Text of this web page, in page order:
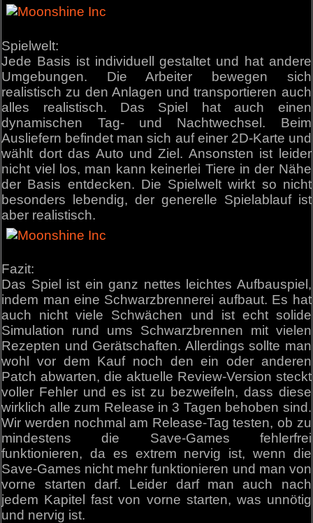
Spielwelt:
Jede Basis ist individuell gestaltet und hat andere
Umgebungen. Die Arbeiter bewegen sich
realistisch zu den Anlagen und transportieren auch
alles realistisch. Das Spiel hat auch einen
dynamischen Tag- und Nachtwechsel. Beim
Ausliefern befindet man sich auf einer 2D-Karte und
wählt dort das Auto und Ziel. Ansonsten ist leider
nicht viel los, man kann keinerlei Tiere in der Nähe
der Basis entdecken. Die Spielwelt wirkt so nicht
besonders lebendig, der generelle Spielablauf ist
aber realistisch.
Fazit:
Das Spiel ist ein ganz nettes leichtes Aufbauspiel,
indem man eine Schwarzbrennerei aufbaut. Es hat
auch nicht viele Schwächen und ist echt solide
Simulation rund ums Schwarzbrennen mit vielen
Rezepten und Gerätschaften. Allerdings sollte man
wohl vor dem Kauf noch den ein oder anderen
Patch abwarten, die aktuelle Review-Version steckt
voller Fehler und es ist zu bezweifeln, dass diese
wirklich alle zum Release in 3 Tagen behoben sind.
Wir werden nochmal am Release-Tag testen, ob zu
mindestens die Save-Games fehlerfrei
funktionieren, da es extrem nervig ist, wenn die
Save-Games nicht mehr funktionieren und man von
vorne starten darf. Leider darf man auch nach
jedem Kapitel fast von vorne starten, was unnötig
und nervig ist.